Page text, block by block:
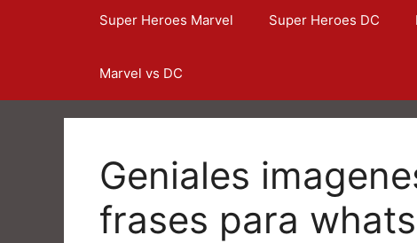
Super Heroes Marvel Super Heroes DC
Marvel vs DC
Geniales
frases para